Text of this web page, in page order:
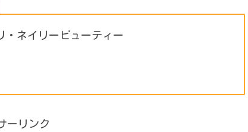
・ネイリービューティー
ーリンク